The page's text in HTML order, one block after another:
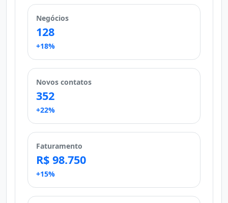
Negócios
128
+18%
Novos contatos
352
+22%
Faturamento
R$ 98.750
+15%